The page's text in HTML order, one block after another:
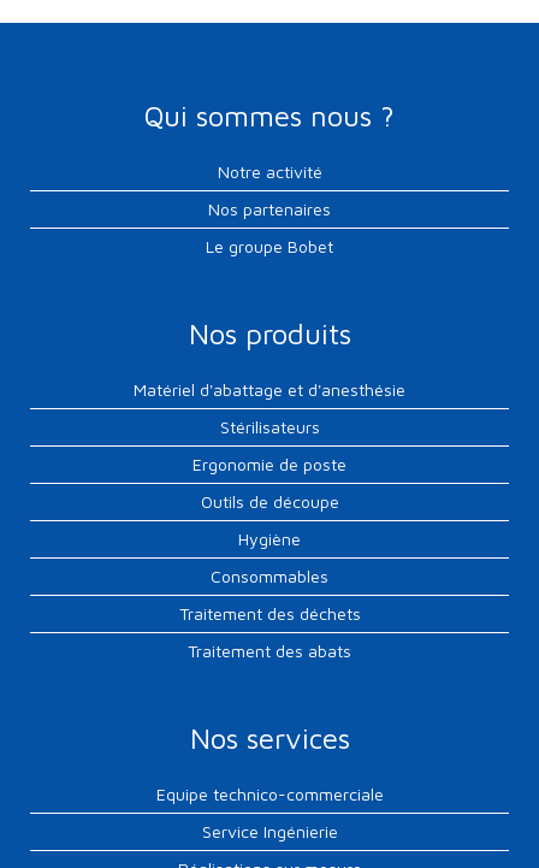
Qui sommes nous ?
Notre activité
Nos partenaires
Le groupe Bobet
Nos produits
Matériel d'abattage et d'anesthésie
Stérilisateurs
Ergonomie de poste
Outils de découpe
Hygiène
Consommables
Traitement des déchets
Traitement des abats
Nos services
Equipe technico-commerciale
Service Ingénierie